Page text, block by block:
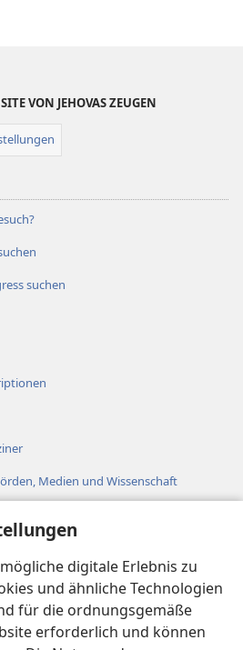
digitale Erlebnis zu
und ähnliche Technologien
für die ordnungsgemäße
erforderlich und können
VON JEHOVAS ZEUGEN
suchen
Medien und Wissenschaft